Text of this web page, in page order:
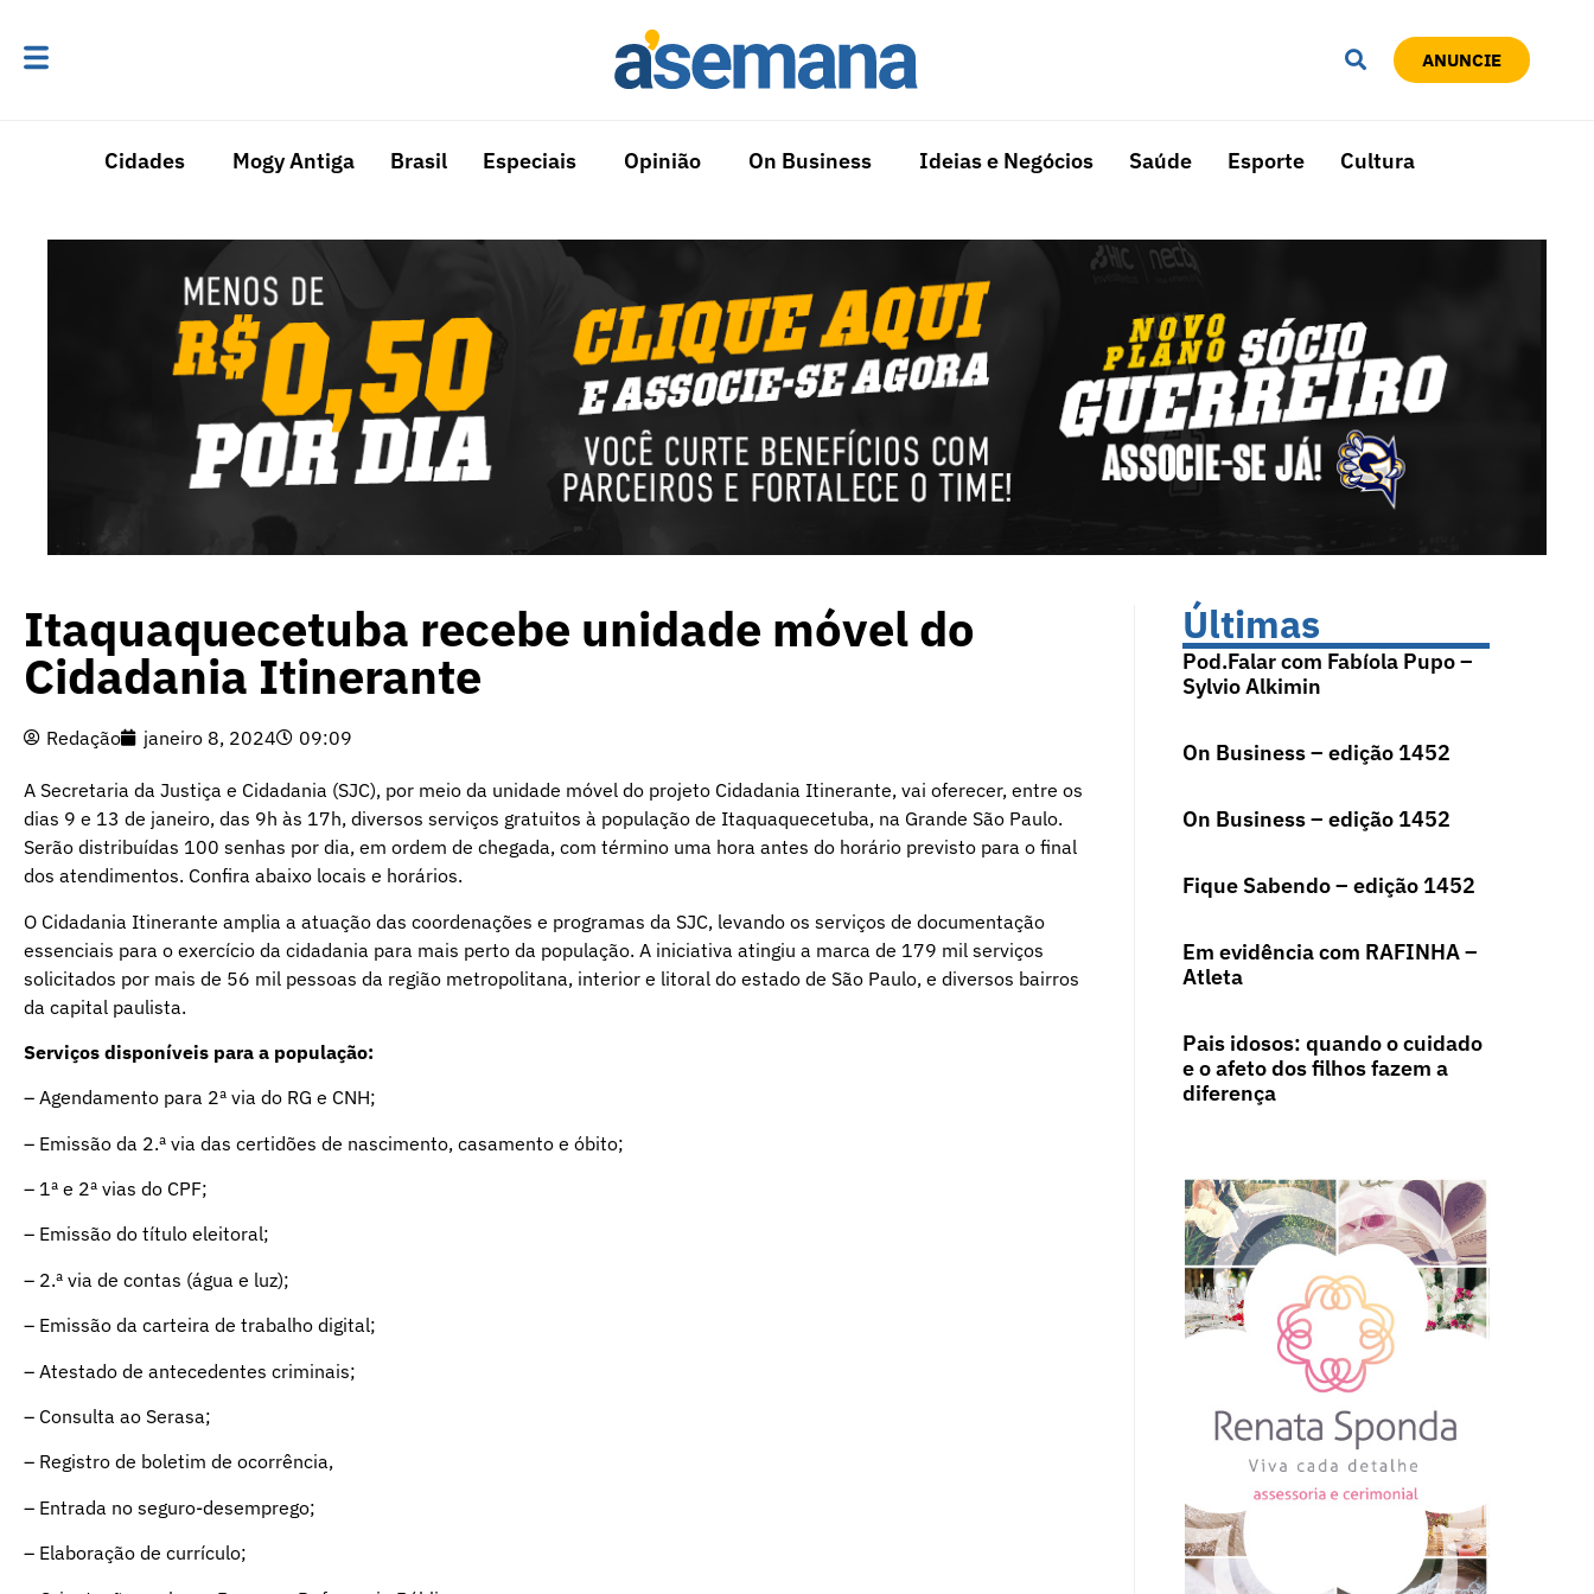
ANUNCIE
Cidades Mogy Antiga Brasil Especiais Opinião On Business Ideias e Negócios Saúde Esporte Cultura
Itaquaquecetuba recebe unidade móvel do
Cidadania Itinerante
Redação janeiro 8, 2024 09:09
A Secretaria da Justiça e Cidadania (SJC), por meio da unidade móvel do projeto Cidadania Itinerante, vai oferecer, entre os
dias 9 e 13 de janeiro, das 9h às 17h, diversos serviços gratuitos à população de Itaquaquecetuba, na Grande São Paulo.
Serão distribuídas 100 senhas por dia, em ordem de chegada, com término uma hora antes do horário previsto para o final
dos atendimentos. Confira abaixo locais e horários.
O Cidadania Itinerante amplia a atuação das coordenações e programas da SJC, levando os serviços de documentação
essenciais para o exercício da cidadania para mais perto da população. A iniciativa atingiu a marca de 179 mil serviços
solicitados por mais de 56 mil pessoas da região metropolitana, interior e litoral do estado de São Paulo, e diversos bairros
da capital paulista.
Serviços disponíveis para a população:
– Agendamento para 2ª via do RG e CNH;
– Emissão da 2.ª via das certidões de nascimento, casamento e óbito;
– 1ª e 2ª vias do CPF;
– Emissão do título eleitoral;
– 2.ª via de contas (água e luz);
– Emissão da carteira de trabalho digital;
– Atestado de antecedentes criminais;
– Consulta ao Serasa;
– Registro de boletim de ocorrência,
– Entrada no seguro-desemprego;
– Elaboração de currículo;
Últimas
Pod.Falar com Fabíola Pupo –
Sylvio Alkimin
On Business – edição 1452
On Business – edição 1452
Fique Sabendo – edição 1452
Em evidência com RAFINHA –
Atleta
Pais idosos: quando o cuidado
e o afeto dos filhos fazem a
diferença